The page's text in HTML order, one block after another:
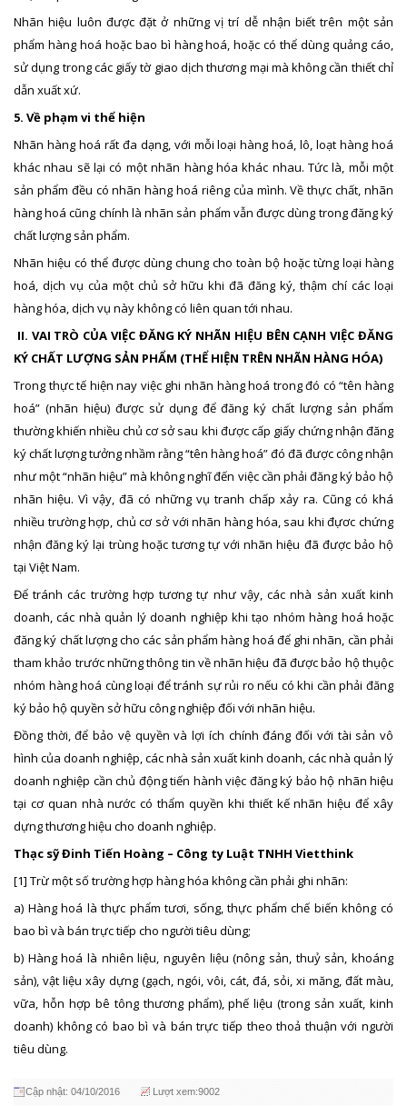
Nhãn hiệu luôn được đặt ở những vị trí dễ nhận biết trên một sản
phẩm hàng hoá hoặc bao bì hàng hoá, hoặc có thể dùng quảng cáo,
sử dụng trong các giấy tờ giao dịch thương mại mà không cần thiết chỉ
dẫn xuất xứ.
5. Về phạm vi thể hiện
Nhãn hàng hoá rất đa dạng, với mỗi loại hàng hoá, lô, loạt hàng hoá
khác nhau sẽ lại có một nhãn hàng hóa khác nhau. Tức là, mỗi một
sản phẩm đều có nhãn hàng hoá riêng của mình. Về thực chất, nhãn
hàng hoá cũng chính là nhãn sản phẩm vẫn được dùng trong đăng ký
chất lượng sản phẩm.
Nhãn hiệu có thể được dùng chung cho toàn bộ hoặc từng loại hàng
hoá, dịch vụ của một chủ sở hữu khi đã đăng ký, thậm chí các loại
hàng hóa, dịch vụ này không có liên quan tới nhau.
II. VAI TRÒ CỦA VIỆC ĐĂNG KÝ NHÃN HIỆU BÊN CẠNH VIỆC ĐĂNG
KÝ CHẤT LƯỢNG SẢN PHẨM (THỂ HIỆN TRÊN NHÃN HÀNG HÓA)
Trong thực tế hiện nay việc ghi nhãn hàng hoá trong đó có “tên hàng
hoá” (nhãn hiệu) được sử dụng để đăng ký chất lượng sản phẩm
thường khiến nhiều chủ cơ sở sau khi được cấp giấy chứng nhận đăng
ký chất lượng tưởng nhầm rằng “tên hàng hoá” đó đã được công nhận
như một “nhãn hiệu” mà không nghĩ đến việc cần phải đăng ký bảo hộ
nhãn hiệu. Vì vậy, đã có những vụ tranh chấp xảy ra. Cũng có khá
nhiều trường hợp, chủ cơ sở với nhãn hàng hóa, sau khi đựơc chứng
nhận đăng ký lại trùng hoặc tương tự với nhãn hiệu đã được bảo hộ
tại Việt Nam.
Để tránh các trường hợp tương tự như vậy, các nhà sản xuất kinh
doanh, các nhà quản lý doanh nghiệp khi tạo nhóm hàng hoá hoặc
đăng ký chất lượng cho các sản phẩm hàng hoá để ghi nhãn, cần phải
tham khảo trước những thông tin về nhãn hiệu đã được bảo hộ thụộc
nhóm hàng hoá cùng loại để tránh sự rủi ro nếu có khi cần phải đăng
ký bảo hộ quyền sở hữu công nghiệp đối với nhãn hiệu.
Đồng thời, để bảo vệ quyền và lợi ích chính đáng đối với tài sản vô
hình của doanh nghiệp, các nhà sản xuất kinh doanh, các nhà quản lý
doanh nghiệp cần chủ động tiến hành việc đăng ký bảo hộ nhãn hiệu
tại cơ quan nhà nước có thẩm quyền khi thiết kế nhãn hiệu để xây
dựng thương hiệu cho doanh nghiệp.
Thạc sỹ Đinh Tiến Hoàng – Công ty Luật TNHH Vietthink
[1] Trừ một số trường hợp hàng hóa không cần phải ghi nhãn:
a) Hàng hoá là thực phẩm tươi, sống, thực phẩm chế biến không có
bao bì và bán trực tiếp cho người tiêu dùng;
b) Hàng hoá là nhiên liệu, nguyên liệu (nông sản, thuỷ sản, khoáng
sản), vật liệu xây dựng (gạch, ngói, vôi, cát, đá, sỏi, xi măng, đất màu,
vữa, hỗn hợp bê tông thương phẩm), phế liệu (trong sản xuất, kinh
doanh) không có bao bì và bán trực tiếp theo thoả thuận với người
tiêu dùng.
Cập nhật: 04/10/2016 Lượt xem:9002